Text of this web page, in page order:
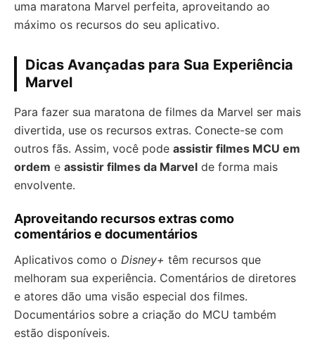
uma maratona Marvel perfeita, aproveitando ao
máximo os recursos do seu aplicativo.
Dicas Avançadas para Sua Experiência
Marvel
Para fazer sua maratona de filmes da Marvel ser mais
divertida, use os recursos extras. Conecte-se com
outros fãs. Assim, você pode assistir filmes MCU em
ordem e assistir filmes da Marvel de forma mais
envolvente.
Aproveitando recursos extras como
comentários e documentários
Aplicativos como o Disney+ têm recursos que
melhoram sua experiência. Comentários de diretores
e atores dão uma visão especial dos filmes.
Documentários sobre a criação do MCU também
estão disponíveis.